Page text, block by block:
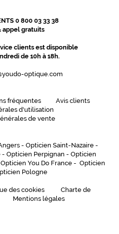
0 800 03 33 38
appel gratuits
clients est disponible
de 10h à 18h.
optique.com
fréquentes
Avis clients
d'utilisation
de vente
- Opticien Saint-Nazaire -
- Opticien Perpignan - Opticien
Opticien You Do France - Opticien
Pologne
des cookies
Charte de
Mentions légales